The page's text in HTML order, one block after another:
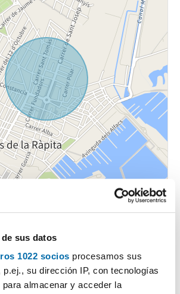
sus datos
1022 socios procesamos sus
su dirección IP, con tecnologías
almacenar y acceder la